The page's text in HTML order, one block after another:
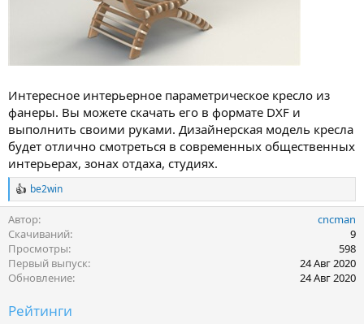
Интересное интерьерное параметрическое кресло из
фанеры. Вы можете скачать его в формате DXF и
выполнить своими руками. Дизайнерская модель кресла
будет отлично смотреться в современных общественных
интерьерах, зонах отдаха, студиях.
Р
е
а
к
ц
и
и
:
be2win
Автор
cncman
Скачиваний
9
Просмотры
598
Первый выпуск
24 Авг 2020
Обновление
24 Авг 2020
Рейтинги